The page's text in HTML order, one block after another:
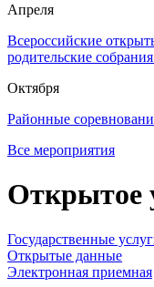
Апреля
Всероссийские
родительские
Октября
Районные
Все мероприятия
Открытое
Государственные
Открытые данные
Электронная приемная